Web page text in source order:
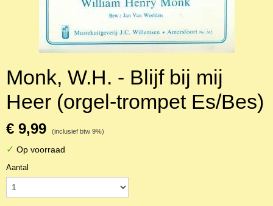
Monk, W.H. - Blijf bij mij
Heer (orgel-trompet Es/Bes)
€ 9,99 (inclusief btw 9%)
✓ Op voorraad
Aantal